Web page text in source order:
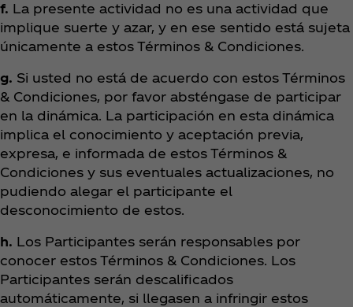
f. La presente actividad no es una actividad que
implique suerte y azar, y en ese sentido está sujeta
únicamente a estos Términos & Condiciones.
g. Si usted no está de acuerdo con estos Términos
& Condiciones, por favor absténgase de participar
en la dinámica. La participación en esta dinámica
implica el conocimiento y aceptación previa,
expresa, e informada de estos Términos &
Condiciones y sus eventuales actualizaciones, no
pudiendo alegar el participante el
desconocimiento de estos.
h. Los Participantes serán responsables por
conocer estos Términos & Condiciones. Los
Participantes serán descalificados
automáticamente, si llegasen a infringir estos